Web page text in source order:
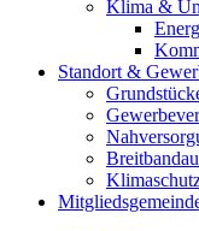
Klima &
Standort &